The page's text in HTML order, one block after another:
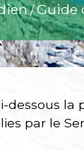
/Guide
dessous
par le